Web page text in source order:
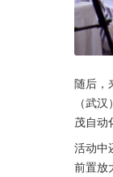
随后，
（武
茂自动
活动中
前置放